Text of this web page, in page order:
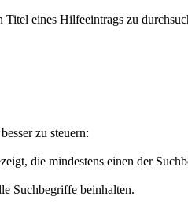
eines Hilfeeintrags zu
zu steuern:
die mindestens einen der
Suchbegriffe beinhalten.